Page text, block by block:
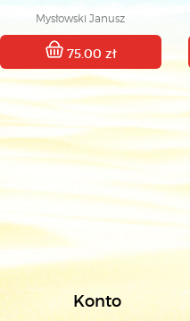
Mysłowski Janusz
75.00 zł
Konto